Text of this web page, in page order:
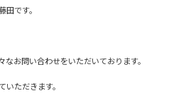
です。
お問い合わせをいただいております。
ただきます。